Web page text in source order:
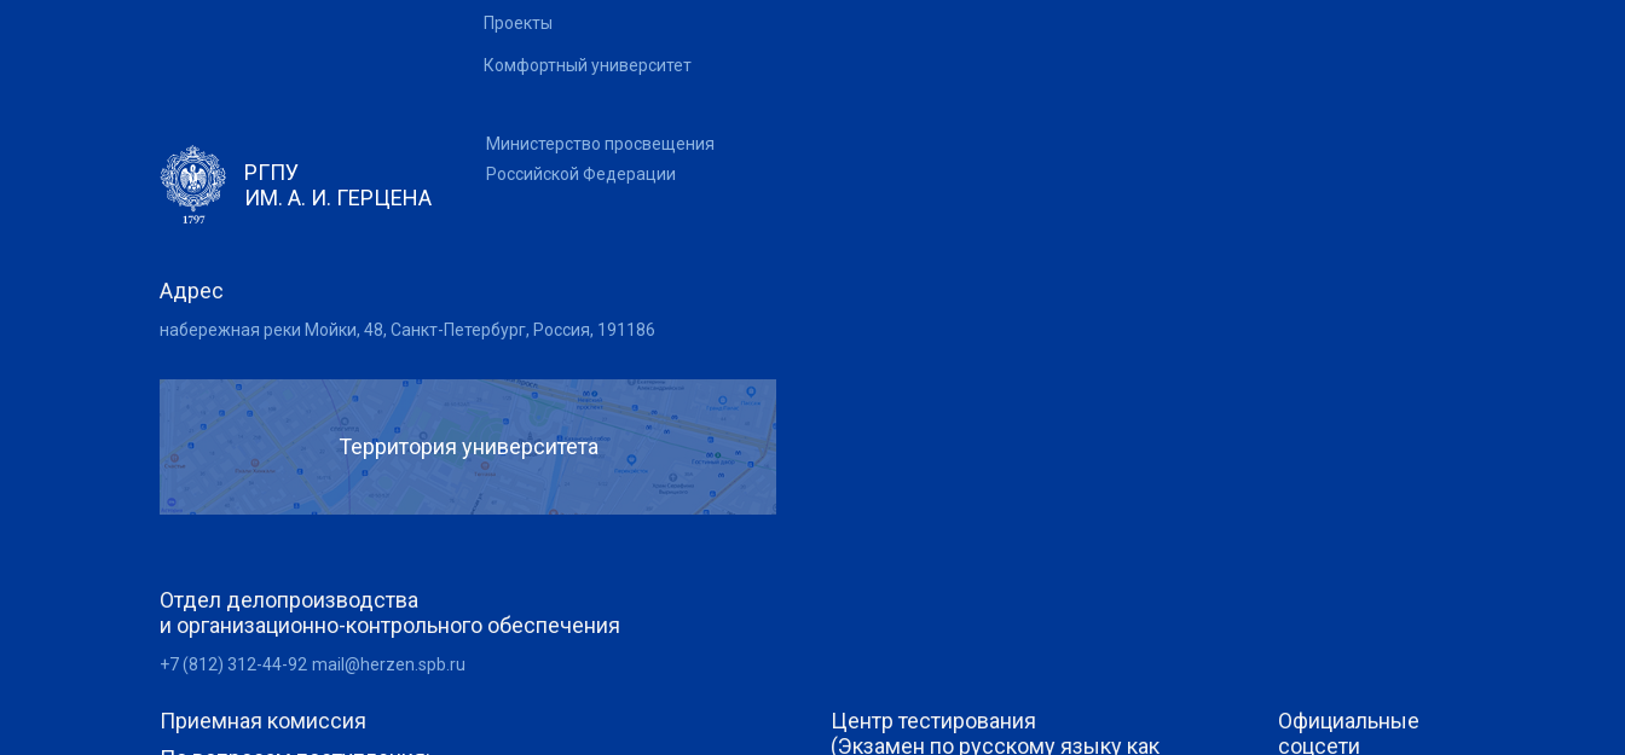
Проекты
Комфортный университет
РГПУ
ИМ. А. И. ГЕРЦЕНА
Министерство просвещения
Российской Федерации
Адрес
набережная реки Мойки, 48, Санкт-Петербург, Россия, 191186
Территория университета
Отдел делопроизводства
и организационно-контрольного обеспечения
+7 (812) 312-44-92 mail@herzen.spb.ru
Приемная комиссия
Центр тестирования
(Экзамен по русскому языку как
Официальные
соцсети